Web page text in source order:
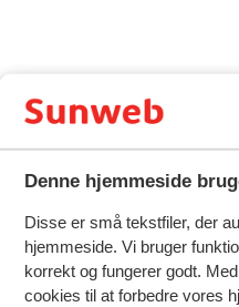
Denne hjemmeside
Disse er små tekstfiler, der
hjemmeside. Vi bruger
korrekt og fungerer godt.
cookies til at forbedre vores
sørger for timevis af grin
Hotellets charme
af kultur og stemning,
og fyldt med
oplevelser: prøv
leve sig ind i en
Og har du brug for ren
dampbad på dig. Her er